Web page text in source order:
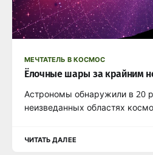
МЕЧТАТЕЛЬ В КОСМОС
Ёлочные шары за крайним
Астрономы обнаружили в 20
неизведанных областях
ЧИТАТЬ ДАЛЕЕ